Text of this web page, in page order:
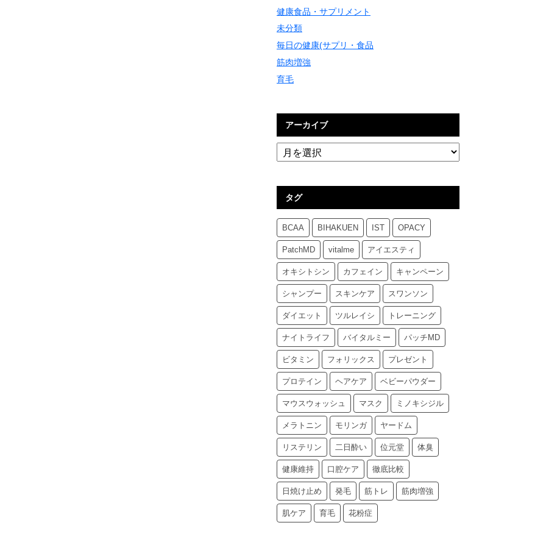
健康食品・サプリメント
未分類
毎日の健康(サプリ・食品
筋肉増強
育毛
アーカイブ
タグ
BCAA BIHAKUEN IST OPACY
PatchMD vitalme アイエスティ
オキシトシン カフェイン キャンペーン
シャンプー スキンケア スワンソン
ダイエット ツルレイシ トレーニング
ナイトライフ バイタルミー パッチMD
ビタミン フォリックス プレゼント
プロテイン ヘアケア ベビーパウダー
マウスウォッシュ マスク ミノキシジル
メラトニン モリンガ ヤードム
リステリン 二日酔い 位元堂 体臭
健康維持 口腔ケア 徹底比較
日焼け止め 発毛 筋トレ 筋肉増強
肌ケア 育毛 花粉症